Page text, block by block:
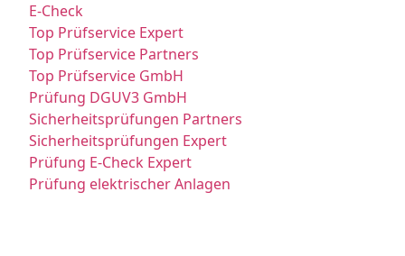
E-Check
Top Prüfservice Expert
Top Prüfservice Partners
Top Prüfservice GmbH
Prüfung DGUV3 GmbH
Sicherheitsprüfungen Partners
Sicherheitsprüfungen Expert
Prüfung E-Check Expert
Prüfung elektrischer Anlagen